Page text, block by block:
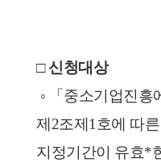
□ 신청대상
제2조제1호에 따
지정기간이 유효*